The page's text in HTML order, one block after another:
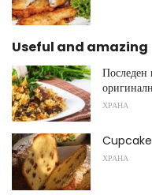
Useful and amazing
Последен
ХРАНА
Cupcake
ХРАНА